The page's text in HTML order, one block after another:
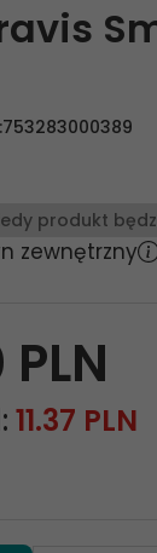
753283000389
produkt
zewnętrzny
PLN
11.37 PLN